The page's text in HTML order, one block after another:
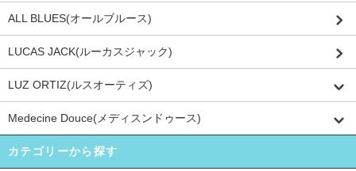
ALL BLUES(オールブルース)
LUCAS JACK(ルーカスジャック)
LUZ ORTIZ(ルスオーティズ)
Medecine Douce(メディスンドゥース)
カテゴリーから探す